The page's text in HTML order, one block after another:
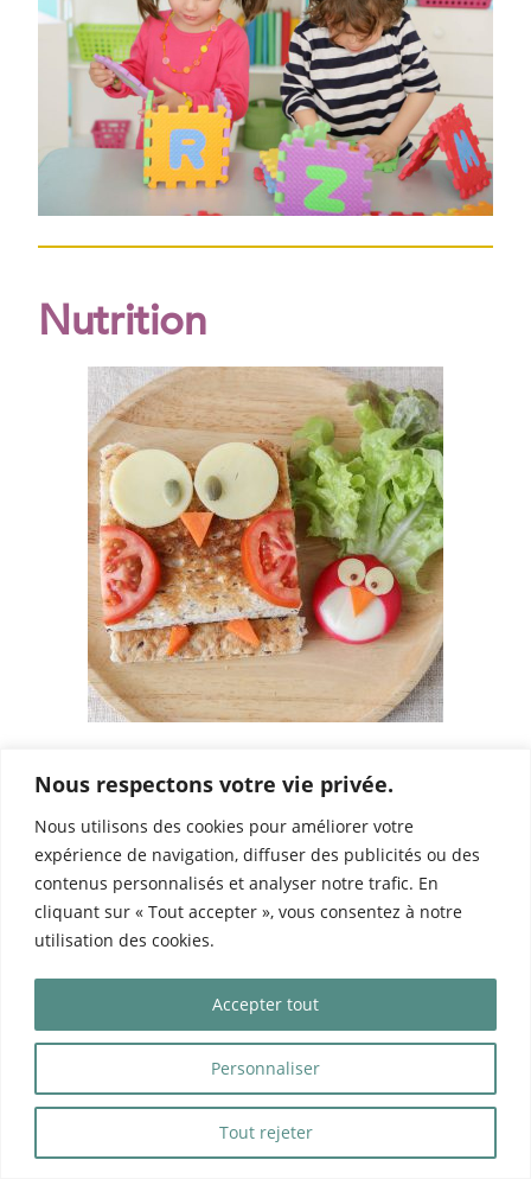
Nous respectons votre vie privée.
Nous utilisons des cookies pour améliorer votre
expérience de navigation, diffuser des publicités ou des
contenus personnalisés et analyser notre trafic. En
cliquant sur « Tout accepter », vous consentez à notre
utilisation des cookies.
Personnaliser
Tout rejeter
Accepter tout
Nutrition
est proposé pour tous les enfants de l’école.
La Chouette School propose desmenus
équilibrés et sains, composés de produits frais
et de saisons.
La cantine peut être un évènement stressant
pour l’enfant. A La Chouette School, il aura la
possibilité de déjeuner dans un endroit calme
et rassurant. Votre enfant aura le temps de
manger et de se sentir à l’aise pour déjeuner